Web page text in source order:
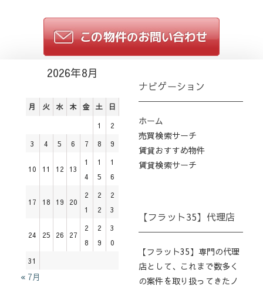
2026年8月
月 火 水 木 金 土 日
1
2
3
4 5 6 7 8 9
10 11 12 13
1
4
1
5
1
6
17 18 19 20
2
1
2
2
2
3
24 25 26 27
2
8
2
9
3
0
31
« 7月
ナビゲーション
ホーム
売買検索サーチ
賃貸おすすめ物件
賃貸検索サーチ
【フラット35】代理店
【フラット35】専門の代理
店として、これまで数多く
の案件を取り扱ってきたノ